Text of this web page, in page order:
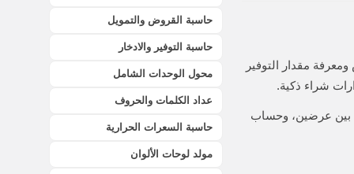
مقدار التوفير
شراء ذكية.
بين عرضين، وحساب
حاسبة القروض والتمويل
حاسبة التوفير والادخار
محول الوحدات الشامل
عداد الكلمات والحروف
حاسبة السعرات الحرارية
مولد لوحات الألوان